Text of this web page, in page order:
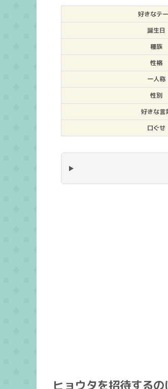
好きなテ
誕生日
種族
性格
一人称
性別
好きな言
口ぐせ
ヒョウタを招待する